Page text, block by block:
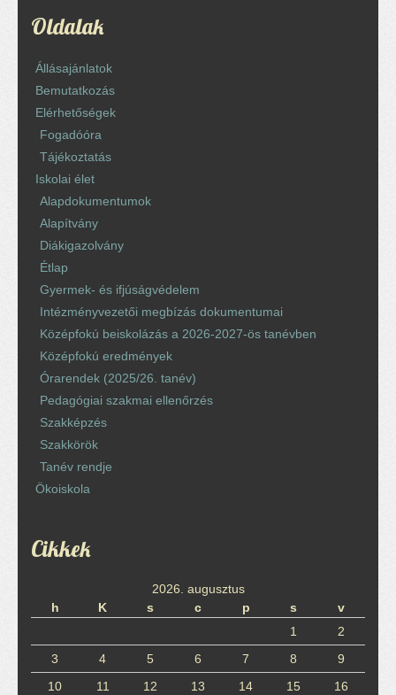
Oldalak
Állásajánlatok
Bemutatkozás
Elérhetőségek
Fogadóóra
Tájékoztatás
Iskolai élet
Alapdokumentumok
Alapítvány
Diákigazolvány
Étlap
Gyermek- és ifjúságvédelem
Intézményvezetői megbízás dokumentumai
Középfokú beiskolázás a 2026-2027-ös tanévben
Középfokú eredmények
Órarendek (2025/26. tanév)
Pedagógiai szakmai ellenőrzés
Szakképzés
Szakkörök
Tanév rendje
Ökoiskola
Cikkek
2026. augusztus
h
K s c p s
v
1
2
3
4 5 6 7 8
9
10
11 12 13 14 15
16